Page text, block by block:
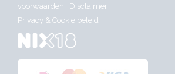
voorwaarden
Disclaimer
Privacy & Cookie beleid